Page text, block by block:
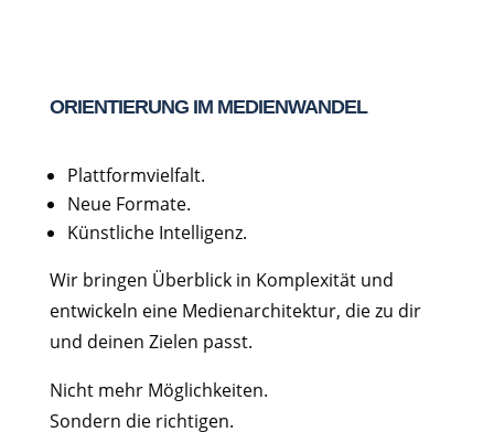
ORIENTIERUNG IM MEDIENWANDEL
Plattformvielfalt.
Neue Formate.
Künstliche Intelligenz.
Wir bringen Überblick in Komplexität und
entwickeln eine Medienarchitektur, die zu dir
und deinen Zielen passt.
Nicht mehr Möglichkeiten.
Sondern die richtigen.